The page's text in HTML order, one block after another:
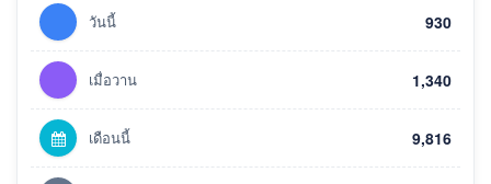
วันนี้ 930
เมื่อวาน 1,340
เดือนนี้ 9,816